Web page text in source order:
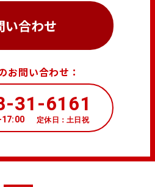
い合わせ
お問い合わせ：
31-6161
定休日：土日祝